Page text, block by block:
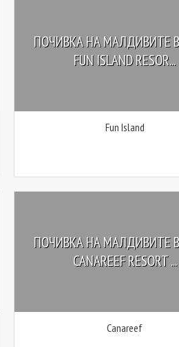
ПОЧИВКА НА МАЛДИВИТЕ В
FUN ISLAND RESOR...
Fun Island
ПОЧИВКА НА МАЛДИВИТЕ В
CANAREEF RESORT ...
Canareef